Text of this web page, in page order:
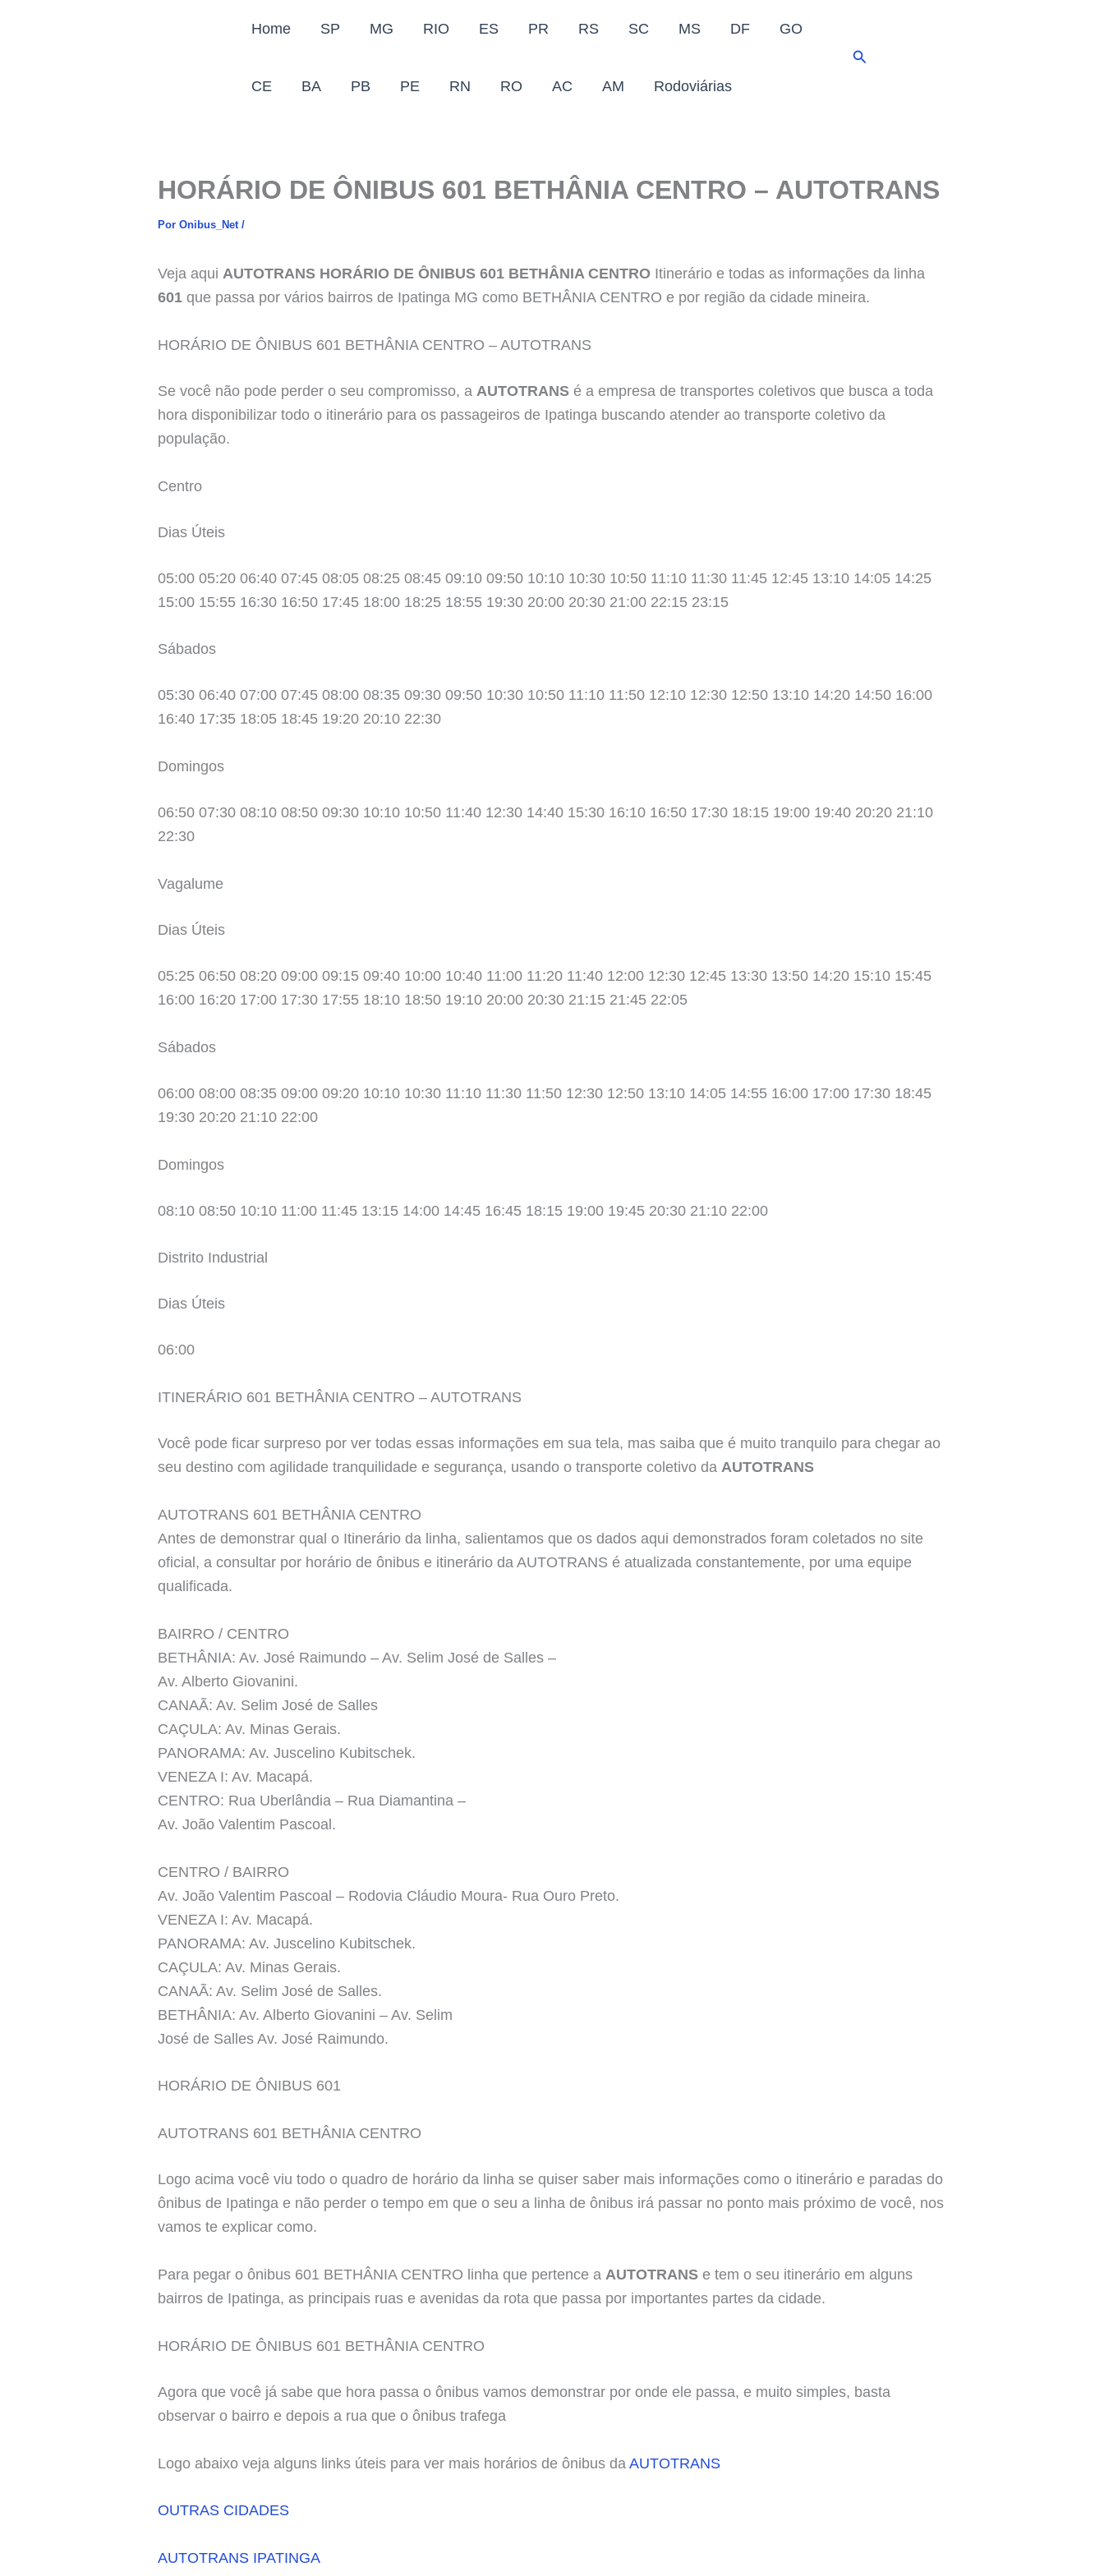
Home SP MG RIO ES PR RS SC MS DF GO
CE BA PB PE RN RO AC AM Rodoviárias
Pesquisar
HORÁRIO DE ÔNIBUS 601 BETHÂNIA CENTRO – AUTOTRANS
Por Onibus_Net /
Veja aqui AUTOTRANS HORÁRIO DE ÔNIBUS 601 BETHÂNIA CENTRO Itinerário e todas as informações da linha
601 que passa por vários bairros de Ipatinga MG como BETHÂNIA CENTRO e por região da cidade mineira.
HORÁRIO DE ÔNIBUS 601 BETHÂNIA CENTRO – AUTOTRANS
Se você não pode perder o seu compromisso, a AUTOTRANS é a empresa de transportes coletivos que busca a toda
hora disponibilizar todo o itinerário para os passageiros de Ipatinga buscando atender ao transporte coletivo da
população.
Centro
Dias Úteis
05:00 05:20 06:40 07:45 08:05 08:25 08:45 09:10 09:50 10:10 10:30 10:50 11:10 11:30 11:45 12:45 13:10 14:05 14:25
15:00 15:55 16:30 16:50 17:45 18:00 18:25 18:55 19:30 20:00 20:30 21:00 22:15 23:15
Sábados
05:30 06:40 07:00 07:45 08:00 08:35 09:30 09:50 10:30 10:50 11:10 11:50 12:10 12:30 12:50 13:10 14:20 14:50 16:00
16:40 17:35 18:05 18:45 19:20 20:10 22:30
Domingos
06:50 07:30 08:10 08:50 09:30 10:10 10:50 11:40 12:30 14:40 15:30 16:10 16:50 17:30 18:15 19:00 19:40 20:20 21:10
22:30
Vagalume
Dias Úteis
05:25 06:50 08:20 09:00 09:15 09:40 10:00 10:40 11:00 11:20 11:40 12:00 12:30 12:45 13:30 13:50 14:20 15:10 15:45
16:00 16:20 17:00 17:30 17:55 18:10 18:50 19:10 20:00 20:30 21:15 21:45 22:05
Sábados
06:00 08:00 08:35 09:00 09:20 10:10 10:30 11:10 11:30 11:50 12:30 12:50 13:10 14:05 14:55 16:00 17:00 17:30 18:45
19:30 20:20 21:10 22:00
Domingos
08:10 08:50 10:10 11:00 11:45 13:15 14:00 14:45 16:45 18:15 19:00 19:45 20:30 21:10 22:00
Distrito Industrial
Dias Úteis
06:00
ITINERÁRIO 601 BETHÂNIA CENTRO – AUTOTRANS
Você pode ficar surpreso por ver todas essas informações em sua tela, mas saiba que é muito tranquilo para chegar ao
seu destino com agilidade tranquilidade e segurança, usando o transporte coletivo da AUTOTRANS
AUTOTRANS 601 BETHÂNIA CENTRO
Antes de demonstrar qual o Itinerário da linha, salientamos que os dados aqui demonstrados foram coletados no site
oficial, a consultar por horário de ônibus e itinerário da AUTOTRANS é atualizada constantemente, por uma equipe
qualificada.
BAIRRO / CENTRO
BETHÂNIA: Av. José Raimundo – Av. Selim José de Salles –
Av. Alberto Giovanini.
CANAÃ: Av. Selim José de Salles
CAÇULA: Av. Minas Gerais.
PANORAMA: Av. Juscelino Kubitschek.
VENEZA I: Av. Macapá.
CENTRO: Rua Uberlândia – Rua Diamantina –
Av. João Valentim Pascoal.
CENTRO / BAIRRO
Av. João Valentim Pascoal – Rodovia Cláudio Moura- Rua Ouro Preto.
VENEZA I: Av. Macapá.
PANORAMA: Av. Juscelino Kubitschek.
CAÇULA: Av. Minas Gerais.
CANAÃ: Av. Selim José de Salles.
BETHÂNIA: Av. Alberto Giovanini – Av. Selim
José de Salles Av. José Raimundo.
HORÁRIO DE ÔNIBUS 601
AUTOTRANS 601 BETHÂNIA CENTRO
Logo acima você viu todo o quadro de horário da linha se quiser saber mais informações como o itinerário e paradas do
ônibus de Ipatinga e não perder o tempo em que o seu a linha de ônibus irá passar no ponto mais próximo de você, nos
vamos te explicar como.
Para pegar o ônibus 601 BETHÂNIA CENTRO linha que pertence a AUTOTRANS e tem o seu itinerário em alguns
bairros de Ipatinga, as principais ruas e avenidas da rota que passa por importantes partes da cidade.
HORÁRIO DE ÔNIBUS 601 BETHÂNIA CENTRO
Agora que você já sabe que hora passa o ônibus vamos demonstrar por onde ele passa, e muito simples, basta
observar o bairro e depois a rua que o ônibus trafega
Logo abaixo veja alguns links úteis para ver mais horários de ônibus da AUTOTRANS
OUTRAS CIDADES
AUTOTRANS IPATINGA